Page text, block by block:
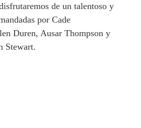
de un talentoso y
por Cade
Duren, Ausar Thompson y
Stewart.